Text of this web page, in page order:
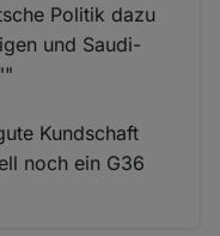
Politik dazu
und Saudi-
Kundschaft
noch ein G36